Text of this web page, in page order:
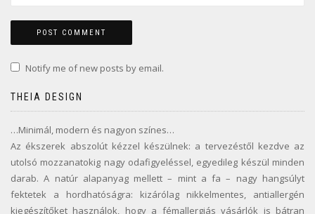
Notify me of new posts by email.
THEIA DESIGN
…Minimál, modern és nagyon színes…
Az ékszerek abszolút kézzel készülnek: a tervezéstől kezdve az
utolsó mozzanatokig nagy odafigyeléssel, egyedileg készül minden
darab. A natúr alapanyag mellett – mint a fa – nagy hangsúlyt
fektetek a hordhatóságra: kizárólag nikkelmentes, antiallergén
kiegészítőket használok, hogy a fémallergiás vásárlók is bátran